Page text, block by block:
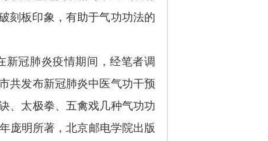
刻板印象，有助于气功功法的
冠肺炎疫情期间，经笔者调
共发布新冠肺炎中医气功干预
、太极拳、五禽戏几种气功功
庞明所著，北京邮电学院出版